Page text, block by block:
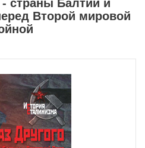
страны Балтии и
Второй мировой